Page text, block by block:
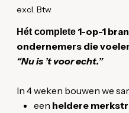
excl. Btw
Hét complete 1-op-1
ondernemers die
“Nu is ’t voor echt.”
In 4 weken bouwen we
een heldere